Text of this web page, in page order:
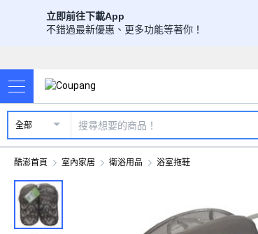
立即前往下載App
不錯過最新優惠、更多功能等著你！
全部
酷澎首頁 室內家居 衛浴用品 浴室拖鞋